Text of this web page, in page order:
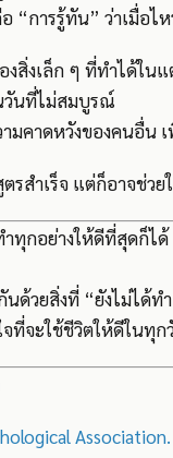
“การรู้ทัน” ว่าเมื่อไ
สิ่งเล็ก ๆ ที่ทำได้ใน
วันที่ไม่สมบูรณ์
ามคาดหวังของคนอื่น
รสำเร็จ แต่ก็อาจช่ว
ำทุกอย่างให้ดีที่สุดก็
นด้วยสิ่งที่ “ยังไม่ได้ท
ที่จะใช้ชีวิตให้ดีในทุก